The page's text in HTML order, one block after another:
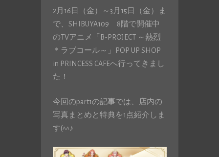
2月16日（金）～3月15日（金）ま
で、SHIBUYA109 8階で開催中
のTVアニメ「B-PROJECT ～熱烈
＊ラブコール～」POP UP SHOP
in PRINCESS CAFEへ行ってきまし
た！
今回のpart1の記事では、店内の
写真まとめと特典を1点紹介しま
す(^^♪